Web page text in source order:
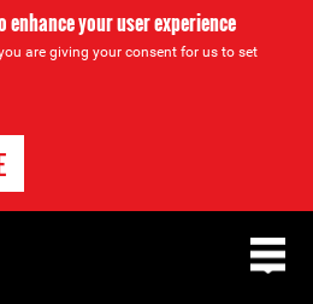
enhance your user experience
are giving your consent for us to set